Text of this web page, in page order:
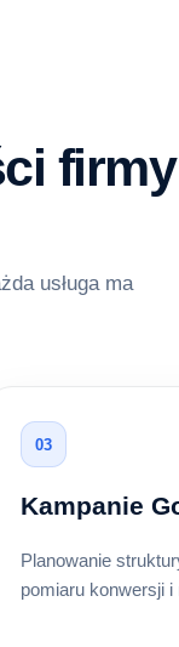
usługa ma
03
Kampanie
Planowanie
pomiaru konwersji